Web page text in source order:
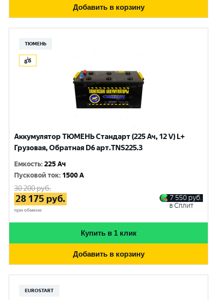
Добавить в корзину
ТЮМЕНЬ
Аккумулятор ТЮМЕНЬ Стандарт (225 Ач, 12 V) L+
Грузовая, Обратная D6 арт.TNS225.3
Емкость:225 Ач
Пусковой ток: 1500 A
30 200руб.
28 175 руб.
при обмене
7 550 руб.
в Сплит
Купить в 1 клик
Добавить в корзину
EUROSTART